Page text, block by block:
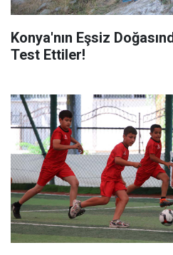
Konya'nın Eşsiz
Test Ettiler!